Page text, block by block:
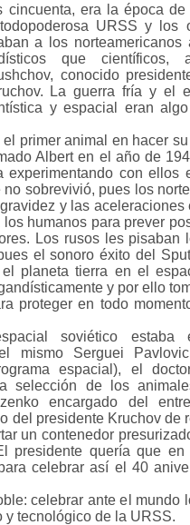
cincuenta, era la época
URSS y los
a los norteamericanos
que científicos,
conocido
La guerra fría y el
y espacial eran
el primer animal en hacer
Albert en el año de
experimentando con ellos
sobrevivió, pues los
y las aceleraciones
humanos para prever
Los rusos les pisaban
el sonoro éxito del
el planeta tierra en el
y por ello
proteger en todo
soviético estaba
mismo Serguei
espacial), el
selección de los
encargado del
del presidente Kruchov de
un contenedor
presidente quería que
celebrar así el 40
celebrar ante el mundo
y tecnológico de la URSS.